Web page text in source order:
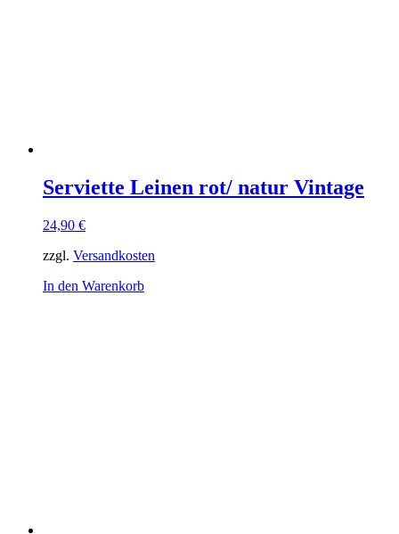
Serviette Leinen rot/ natur Vintage
24,90 €
zzgl. Versandkosten
In den Warenkorb